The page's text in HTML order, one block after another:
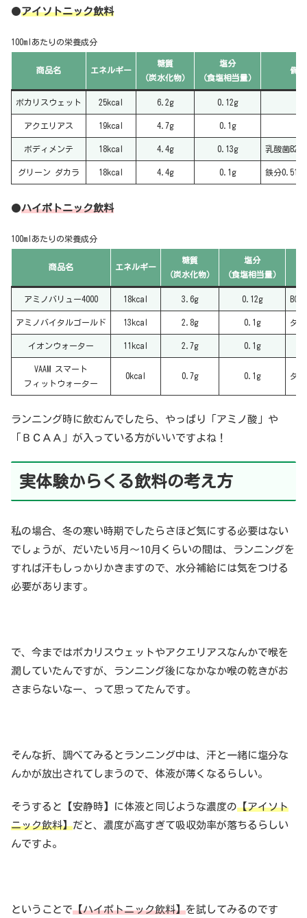
●アイソトニック飲料
100mlあたりの栄養成分
商品名 エネルギー
糖質
（炭水化物）
塩分
（食塩相当量）
備考
ポカリスウェット 25kcal 6.2g 0.12g
アクエリアス 19kcal 4.7g 0.1g
ボディメンテ 18kcal 4.4g 0.13g 乳酸菌
グリーン ダカラ 18kcal 4.4g 0.1g 鉄分
●ハイポトニック飲料
100mlあたりの栄養成分
商品名 エネルギー
糖質
（炭水化物）
塩分
（食塩相当量）
アミノバリュー4000 18kcal 3.6g 0.12g
アミノバイタルゴールド 13kcal 2.8g 0.1g タ
イオンウォーター 11kcal 2.7g 0.1g
VAAM スマート
フィットウォーター
0kcal 0.7g 0.1g タ
ランニング時に飲むんでしたら、やっぱり「アミノ酸」や
「ＢＣＡＡ」が入っている方がいいですよね！
実体験からくる飲料の考え方
私の場合、冬の寒い時期でしたらさほど気にする必要はない
でしょうが、だいたい5月〜10月くらいの間は、ランニングを
すれば汗もしっかりかきますので、水分補給には気をつける
必要があります。
で、今まではポカリスウェットやアクエリアスなんかで喉を
潤していたんですが、ランニング後になかなか喉の乾きがお
さまらないなー、って思ってたんです。
そんな折、調べてみるとランニング中は、汗と一緒に塩分な
んかが放出されてしまうので、体液が薄くなるらしい。
そうすると【安静時】に体液と同じような濃度の【アイソト
ニック飲料】だと、濃度が高すぎて吸収効率が落ちるらしい
んですよ。
ということで【ハイポトニック飲料】を試してみるのです